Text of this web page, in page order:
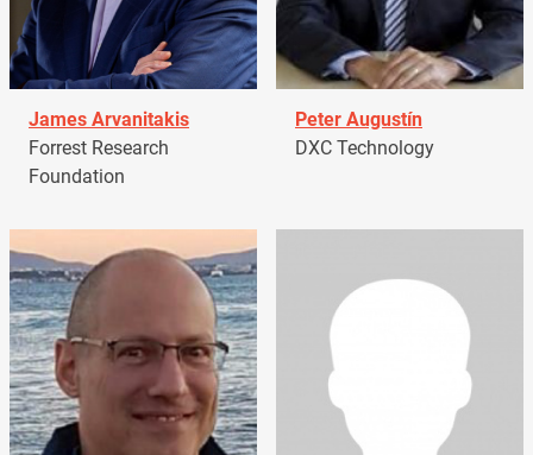
James Arvanitakis
Forrest Research
Foundation
Peter Augustín
DXC Technology